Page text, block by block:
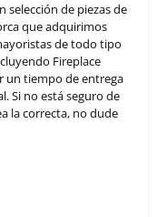
selección de piezas de
que adquirimos
de todo tipo
Fireplace
un tiempo de entrega
Si no está seguro de
la correcta, no dude